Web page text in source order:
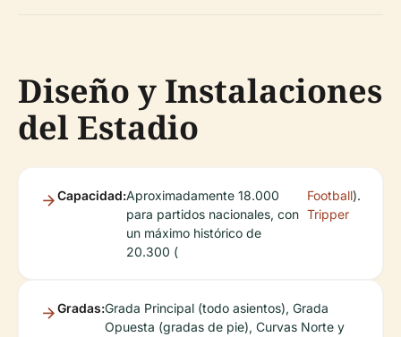
Diseño y Instalaciones
del Estadio
Capacidad:Aproximadamente 18.000
para partidos nacionales, con
un máximo histórico de
20.300 (
Football
Tripper
).
Gradas:Grada Principal (todo asientos), Grada
Opuesta (gradas de pie), Curvas Norte y